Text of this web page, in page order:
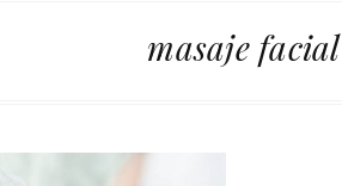
masaje facial